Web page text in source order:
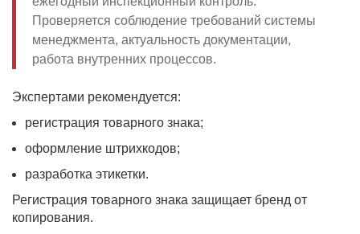
Проверяется соблюдение требований системы
менеджмента, актуальность документации,
работа внутренних процессов.
Экспертами рекомендуется:
регистрация товарного знака;
оформление штрихкодов;
разработка этикетки.
Регистрация товарного знака защищает бренд от
копирования.